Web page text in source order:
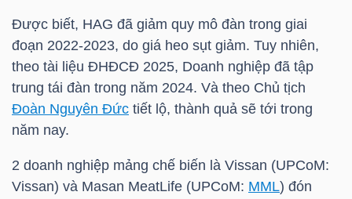
Được biết, HAG đã giảm quy mô đàn trong giai
đoạn 2022-2023, do giá heo sụt giảm. Tuy nhiên,
theo tài liệu ĐHĐCĐ 2025, Doanh nghiệp đã tập
trung tái đàn trong năm 2024. Và theo Chủ tịch
Đoàn Nguyên Đức tiết lộ, thành quả sẽ tới trong
năm nay.
2 doanh nghiệp mảng chế biến là Vissan (UPCoM:
Vissan) và Masan MeatLife (UPCoM: MML) đón
TIÊU
DÙNG
YẾU